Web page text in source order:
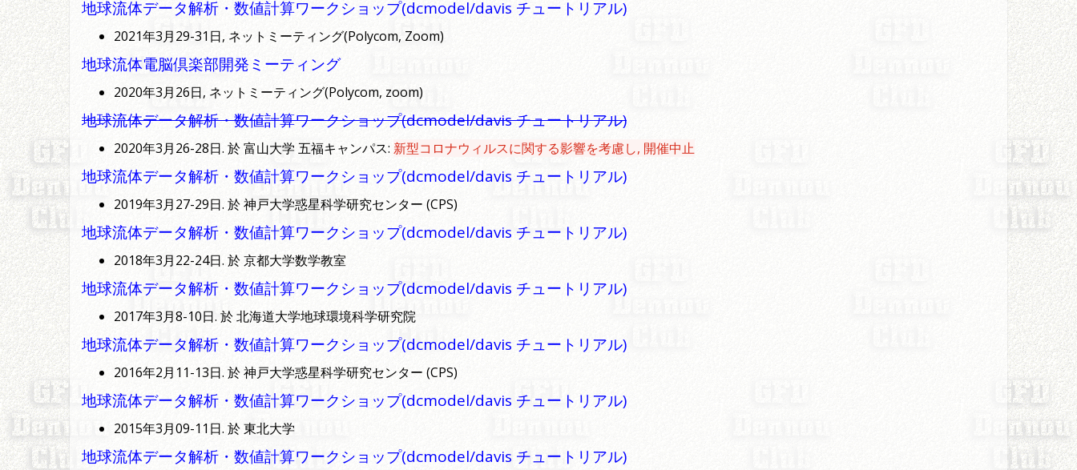
地球流体データ解析・数値計算ワークショップ(dcmodel/davis チュートリアル)
2021年3月29-31日, ネットミーティング(Polycom, Zoom)
地球流体電脳倶楽部開発ミーティング
2020年3月26日, ネットミーティング(Polycom, zoom)
地球流体データ解析・数値計算ワークショップ(dcmodel/davis チュートリアル)
2020年3月26-28日. 於 富山大学 五福キャンパス: 新型コロナウィルスに関する影響を考慮し, 開催中止
地球流体データ解析・数値計算ワークショップ(dcmodel/davis チュートリアル)
2019年3月27-29日. 於 神戸大学惑星科学研究センター (CPS)
地球流体データ解析・数値計算ワークショップ(dcmodel/davis チュートリアル)
2018年3月22-24日. 於 京都大学数学教室
地球流体データ解析・数値計算ワークショップ(dcmodel/davis チュートリアル)
2017年3月8-10日. 於 北海道大学地球環境科学研究院
地球流体データ解析・数値計算ワークショップ(dcmodel/davis チュートリアル)
2016年2月11-13日. 於 神戸大学惑星科学研究センター (CPS)
地球流体データ解析・数値計算ワークショップ(dcmodel/davis チュートリアル)
2015年3月09-11日. 於 東北大学
地球流体データ解析・数値計算ワークショップ(dcmodel/davis チュートリアル)